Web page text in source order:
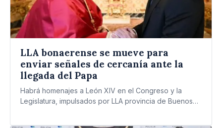
LLA bonaerense se mueve para
enviar señales de cercanía ante la
llegada del Papa
Habrá homenajes a León XIV en el Congreso y la
Legislatura, impulsados por LLA provincia de Buenos